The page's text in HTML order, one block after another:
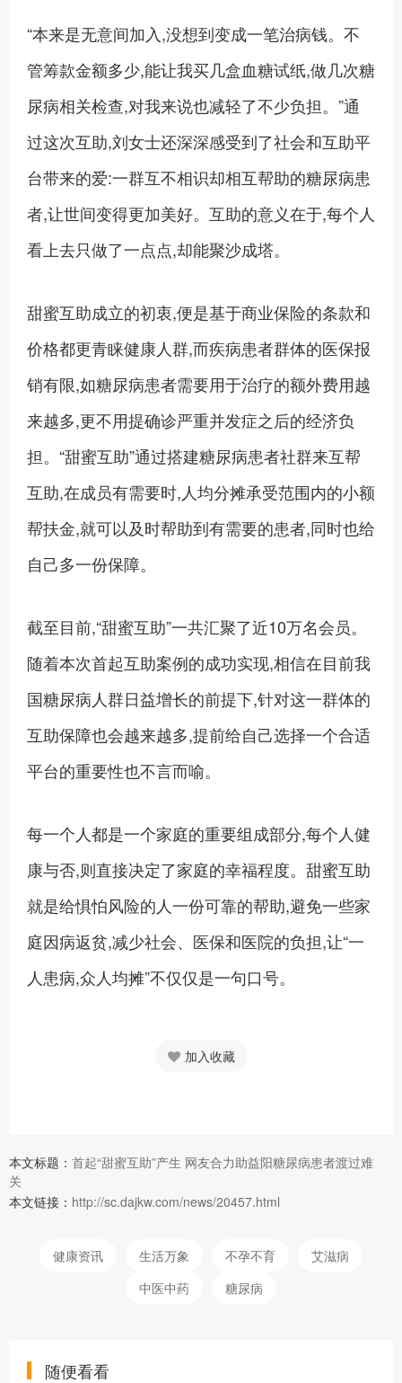
“本来是无意间加入,没想到变成一笔治病钱。不
管筹款金额多少,能让我买几盒血糖试纸,做几次糖
尿病相关检查,对我来说也减轻了不少负担。”通
过这次互助,刘女士还深深感受到了社会和互助平
台带来的爱:一群互不相识却相互帮助的糖尿病患
者,让世间变得更加美好。互助的意义在于,每个人
看上去只做了一点点,却能聚沙成塔。
甜蜜互助成立的初衷,便是基于商业保险的条款和
价格都更青睐健康人群,而疾病患者群体的医保报
销有限,如糖尿病患者需要用于治疗的额外费用越
来越多,更不用提确诊严重并发症之后的经济负
担。“甜蜜互助”通过搭建糖尿病患者社群来互帮
互助,在成员有需要时,人均分摊承受范围内的小额
帮扶金,就可以及时帮助到有需要的患者,同时也给
自己多一份保障。
截至目前,“甜蜜互助”一共汇聚了近10万名会员。
随着本次首起互助案例的成功实现,相信在目前我
国糖尿病人群日益增长的前提下,针对这一群体的
互助保障也会越来越多,提前给自己选择一个合适
平台的重要性也不言而喻。
每一个人都是一个家庭的重要组成部分,每个人健
康与否,则直接决定了家庭的幸福程度。甜蜜互助
就是给惧怕风险的人一份可靠的帮助,避免一些家
庭因病返贫,减少社会、医保和医院的负担,让“一
人患病,众人均摊”不仅仅是一句口号。
加入收藏
本文标题： 首起“甜蜜互助”产生 网友合力助益阳糖尿病患者渡过难
关
本文链接： http://sc.dajkw.com/news/20457.html
健康资讯 生活万象 不孕不育
艾滋病
中医中药
糖尿病
随便看看